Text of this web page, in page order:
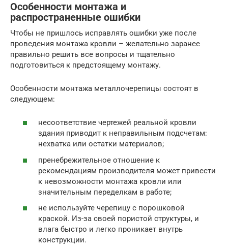
Особенности монтажа и
распространенные ошибки
Чтобы не пришлось исправлять ошибки уже после
проведения монтажа кровли – желательно заранее
правильно решить все вопросы и тщательно
подготовиться к предстоящему монтажу.
Особенности монтажа металлочерепицы состоят в
следующем:
несоответствие чертежей реальной кровли
здания приводит к неправильным подсчетам:
нехватка или остатки материалов;
пренебрежительное отношение к
рекомендациям производителя может привести
к невозможности монтажа кровли или
значительным переделкам в работе;
не используйте черепицу с порошковой
краской. Из-за своей пористой структуры, и
влага быстро и легко проникает внутрь
конструкции.